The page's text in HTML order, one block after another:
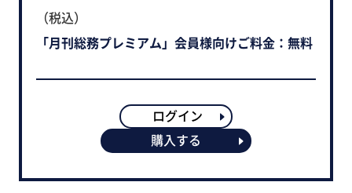
（税込）
「月刊総務プレミアム」会員様向けご料金：無料
ログイン
購入する